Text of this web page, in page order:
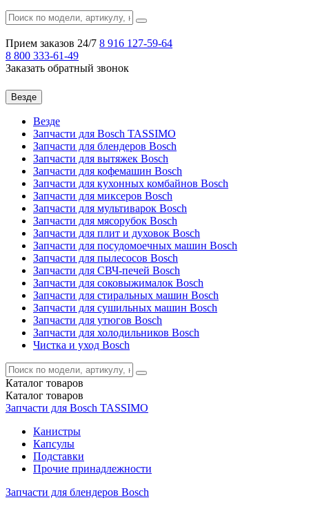
Прием заказов 24/7 8 916 127-59-64
8 800 333-61-49
Заказать обратный звонок
Везде
Везде
Запчасти для Bosch TASSIMO
Запчасти для блендеров Bosch
Запчасти для вытяжек Bosch
Запчасти для кофемашин Bosch
Запчасти для кухонных комбайнов Bosch
Запчасти для миксеров Bosch
Запчасти для мультиварок Bosch
Запчасти для мясорубок Bosch
Запчасти для плит и духовок Bosch
Запчасти для посудомоечных машин Bosch
Запчасти для пылесосов Bosch
Запчасти для СВЧ-печей Bosch
Запчасти для соковыжималок Bosch
Запчасти для стиральных машин Bosch
Запчасти для сушильных машин Bosch
Запчасти для утюгов Bosch
Запчасти для холодильников Bosch
Чистка и уход Bosch
Каталог товаров
Каталог товаров
Запчасти для Bosch TASSIMO
Канистры
Капсулы
Подставки
Прочие принадлежности
Запчасти для блендеров Bosch